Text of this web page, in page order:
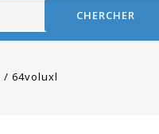
CHERCHER
64voluxl